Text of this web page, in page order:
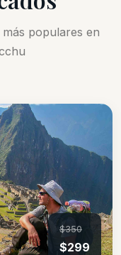
populares en
$350
$299